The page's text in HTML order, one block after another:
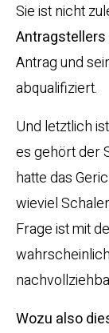
Sie ist nicht
Antragstellers
Antrag und
abqualifiziert.
Und letztlich
es gehört der
hatte das
wieviel
Frage ist mit
Wozu also